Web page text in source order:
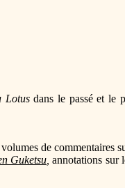
Lotusdans le passé et le
de commentaires
Guketsu ,annotations sur